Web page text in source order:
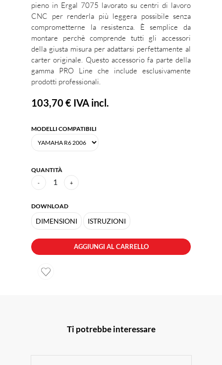
pieno in Ergal 7075 lavorato su centri di lavoro
CNC per renderla più leggera possibile senza
comprometterne la resistenza. È semplice da
montare perchè comprende tutti gli accessori
della giusta misura per adattarsi perfettamente al
carter originale. Questo accessorio fa parte della
gamma PRO Line che include esclusivamente
prodotti professionali.
103,70 € IVA incl.
MODELLI COMPATIBILI
QUANTITÀ
- 1 +
DOWNLOAD
DIMENSIONI ISTRUZIONI
AGGIUNGI AL CARRELLO
Ti potrebbe interessare